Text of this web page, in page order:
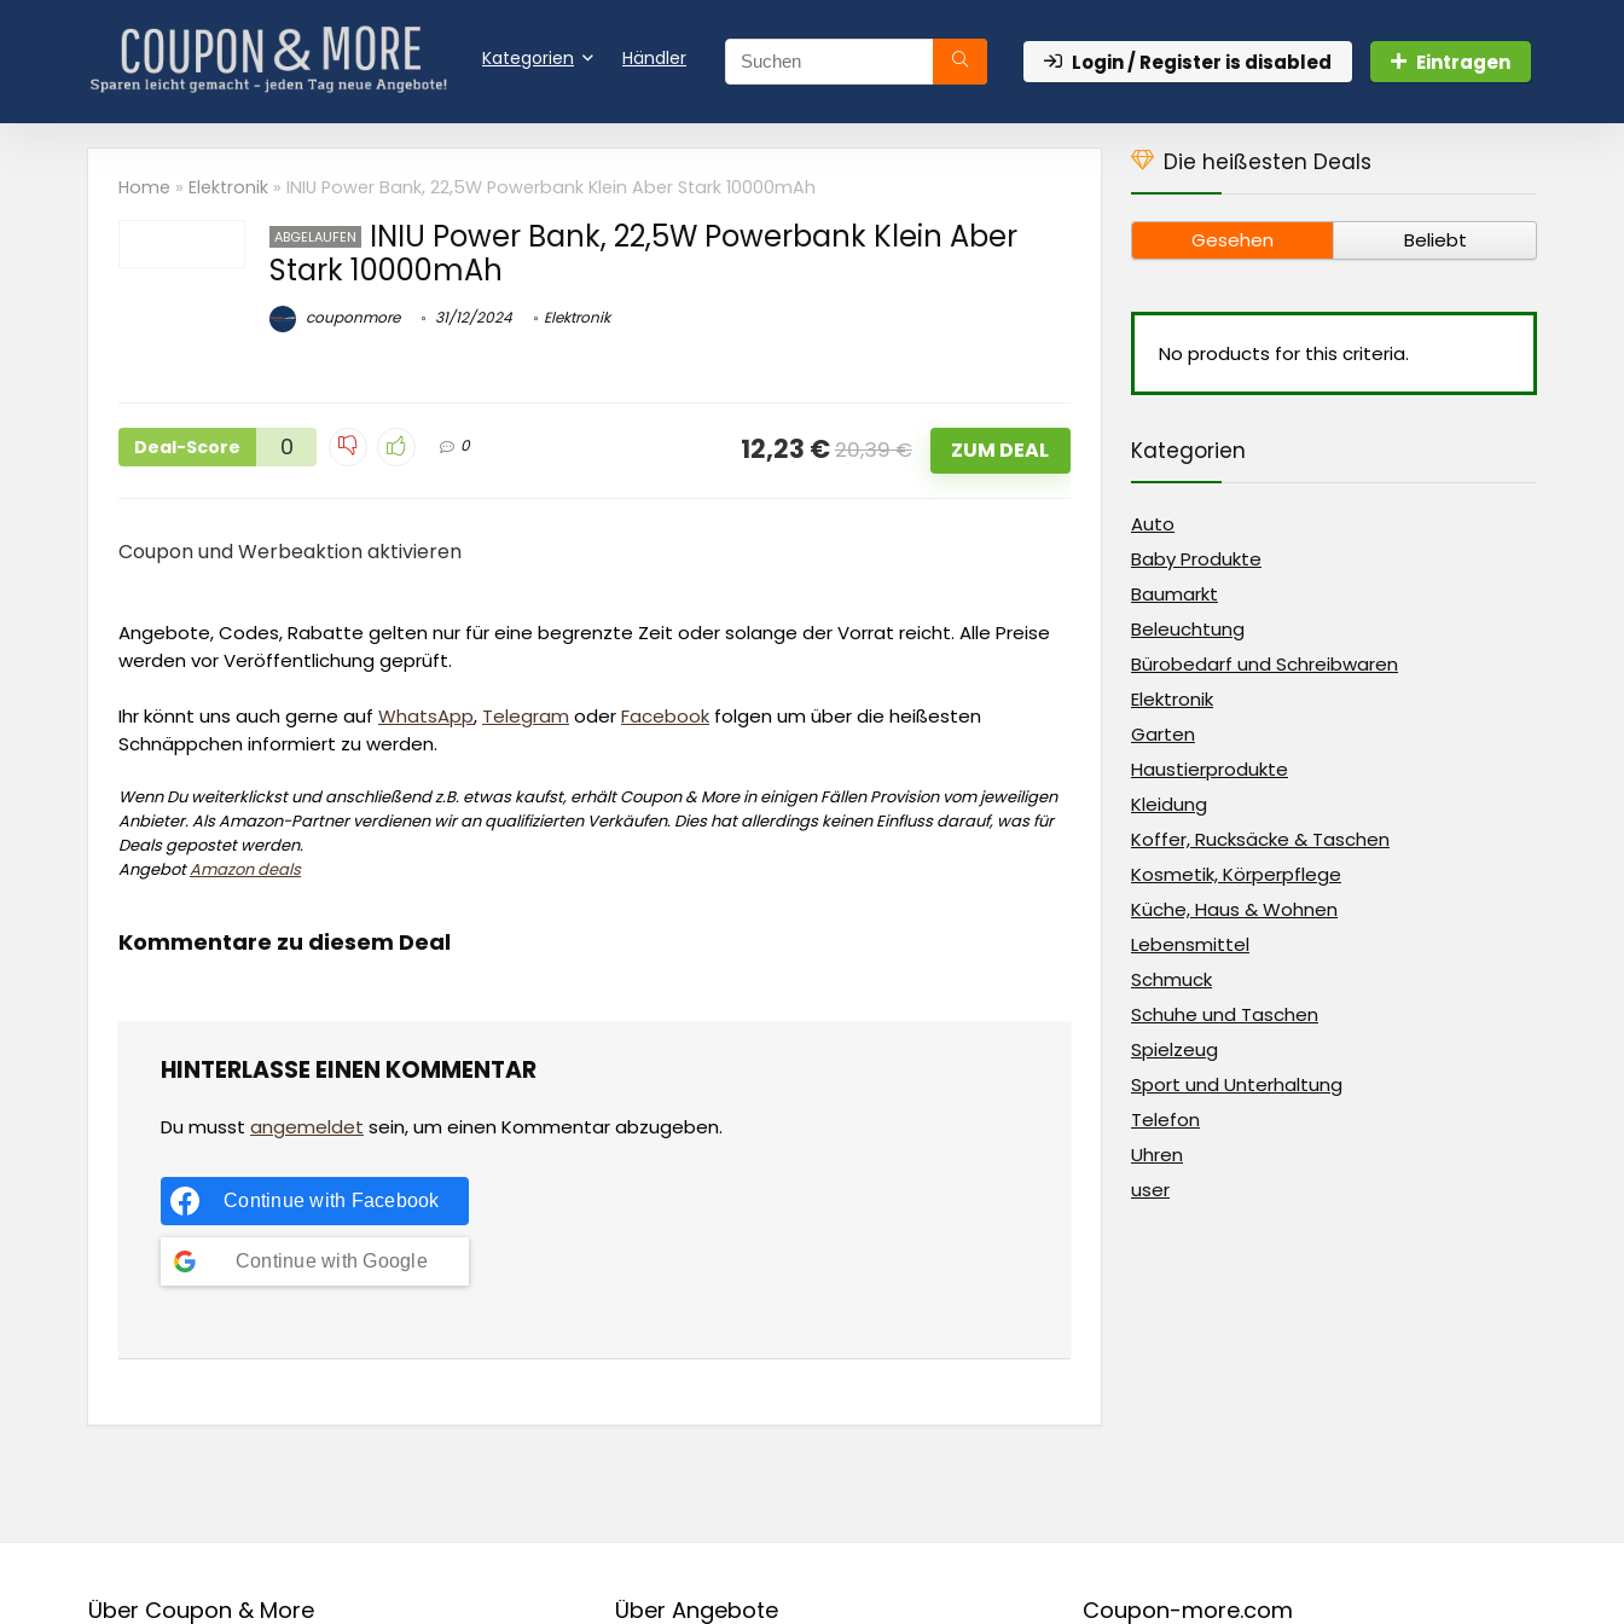
Kategorien Händler Login / Register is disabled Eintragen
Home » Elektronik » INIU Power Bank, 22,5W Powerbank Klein Aber Stark 10000mAh
ABGELAUFEN
INIU Power Bank, 22,5W Powerbank Klein Aber
Stark 10000mAh
couponmore 31/12/2024 Elektronik
Deal-Score 0 0 12,23 €20,39 € ZUM DEAL
Coupon und Werbeaktion aktivieren
Angebote, Codes, Rabatte gelten nur für eine begrenzte Zeit oder solange der Vorrat reicht. Alle Preise
werden vor Veröffentlichung geprüft.
Ihr könnt uns auch gerne auf WhatsApp, Telegram oderFacebook folgen um über die heißesten
Schnäppchen informiert zu werden.
Wenn Du weiterklickst und anschließend z.B. etwas kaufst, erhält Coupon & More in einigen Fällen Provision vom jeweiligen
Anbieter. Als Amazon-Partner verdienen wir an qualifizierten Verkäufen. Dies hat allerdings keinen Einfluss darauf, was für
Deals gepostet werden.
AngebotAmazon deals
Kommentare zu diesem Deal
HINTERLASSE EINEN KOMMENTAR
Du musst angemeldet sein, um einen Kommentar abzugeben.
Continue with Facebook
Continue with Google
Die heißesten Deals
Gesehen Beliebt
No products for this criteria.
Kategorien
Auto
Baby Produkte
Baumarkt
Beleuchtung
Bürobedarf und Schreibwaren
Elektronik
Garten
Haustierprodukte
Kleidung
Koffer, Rucksäcke & Taschen
Kosmetik, Körperpflege
Küche, Haus & Wohnen
Lebensmittel
Schmuck
Schuhe und Taschen
Spielzeug
Sport und Unterhaltung
Telefon
Uhren
user
Über Coupon & More Über Angebote Coupon-more.com